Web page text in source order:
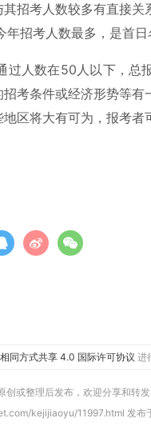
招考人数较多有直接关
招考人数最多，是首日
过人数在50人以下，总
考条件或经济形势等
区将大有可为，报考
同方式共享 4.0 国际许可协议 进
创或整理后发布，欢迎分享和转发
kejijiaoyu/11997.html 发布